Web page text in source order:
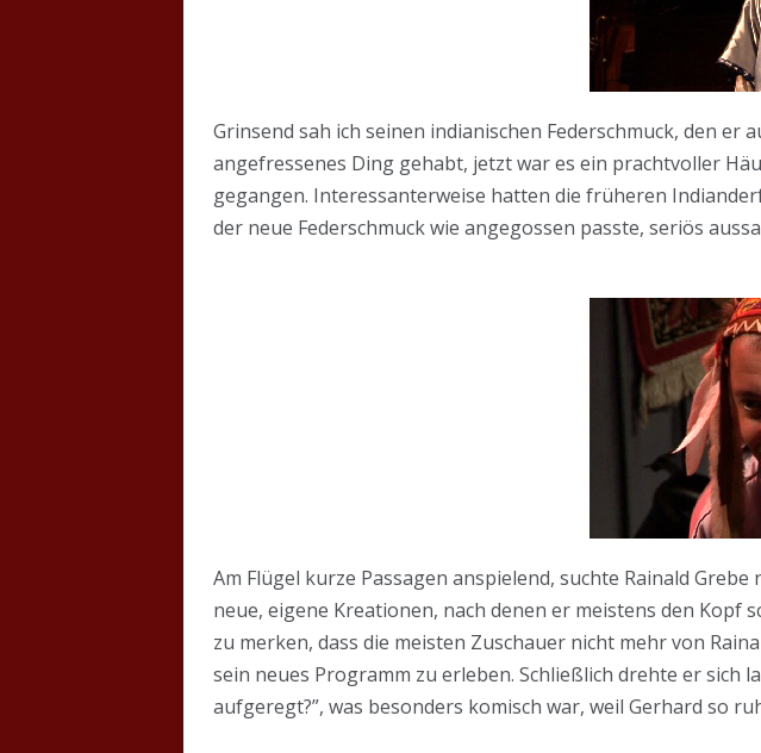
Grinsend sah ich seinen indianischen Federschmuck, den
angefressenes Ding gehabt, jetzt war es ein prachtvoller
gegangen. Interessanterweise hatten die früheren
der neue Federschmuck wie angegossen passte, seriös
Am Flügel kurze Passagen anspielend, suchte Rainald
neue, eigene Kreationen, nach denen er meistens den Kopf
zu merken, dass die meisten Zuschauer nicht mehr von
sein neues Programm zu erleben. Schließlich drehte er sich
aufgeregt?”, was besonders komisch war, weil Gerhard so